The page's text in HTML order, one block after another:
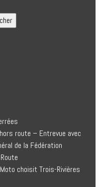
route – Entrevue avec
de la Fédération
choisit Trois-Rivières